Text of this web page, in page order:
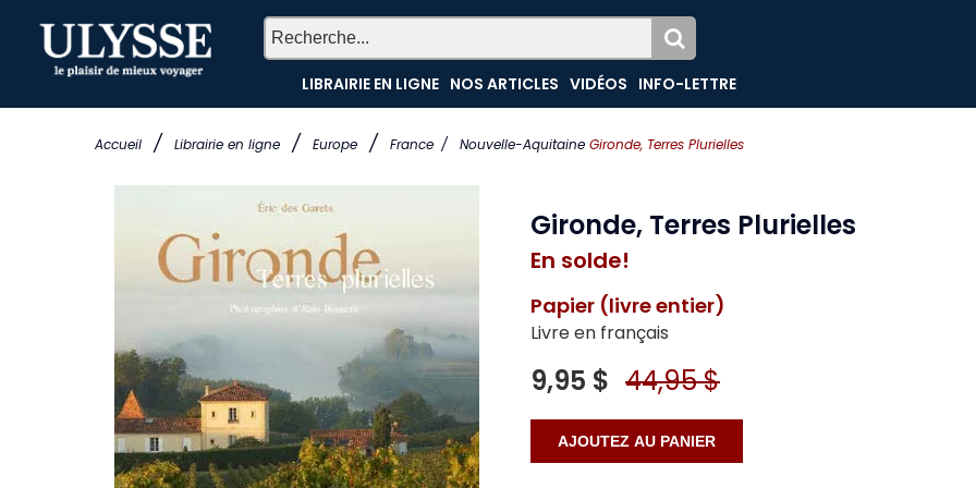
Accueil / Librairie en ligne / Europe / France / Nouvelle-Aquitaine Gironde, Terres Plurielles
LIBRAIRIE EN LIGNE NOS ARTICLES VIDÉOS INFO-LETTRE
Gironde, Terres Plurielles
En solde!
Papier (livre entier)
Livre en français
9,95 $ 44,95 $